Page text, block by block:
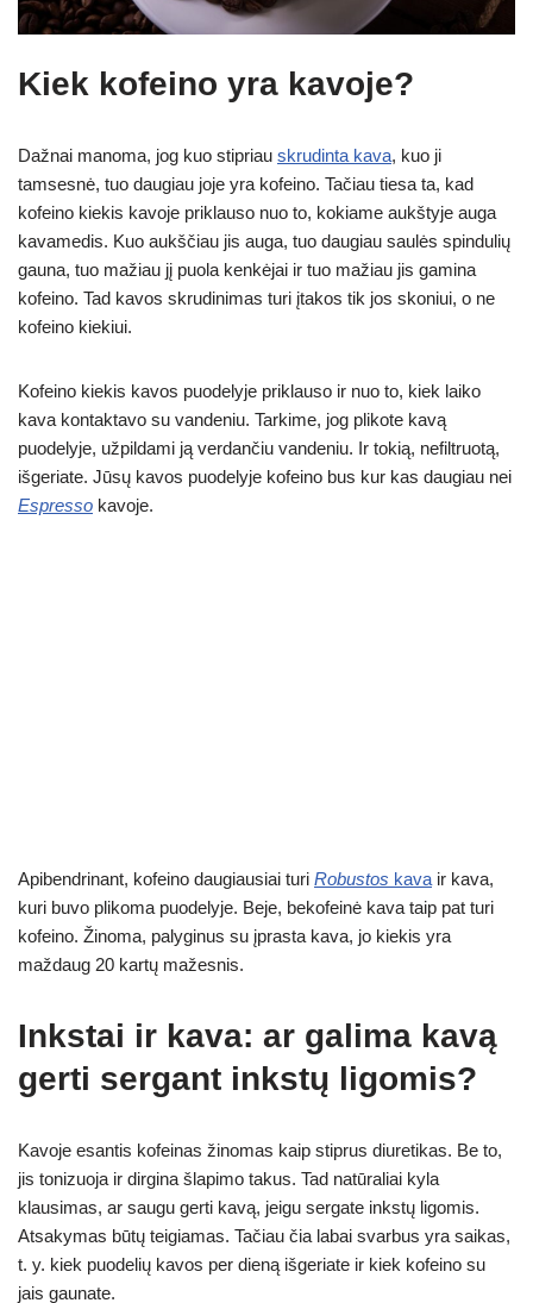
Kiek kofeino yra kavoje?
Dažnai manoma, jog kuo stipriau skrudinta kava, kuo ji
tamsesnė, tuo daugiau joje yra kofeino. Tačiau tiesa ta, kad
kofeino kiekis kavoje priklauso nuo to, kokiame aukštyje auga
kavamedis. Kuo aukščiau jis auga, tuo daugiau saulės spindulių
gauna, tuo mažiau jį puola kenkėjai ir tuo mažiau jis gamina
kofeino. Tad kavos skrudinimas turi įtakos tik jos skoniui, o ne
kofeino kiekiui.
Kofeino kiekis kavos puodelyje priklauso ir nuo to, kiek laiko
kava kontaktavo su vandeniu. Tarkime, jog plikote kavą
puodelyje, užpildami ją verdančiu vandeniu. Ir tokią, nefiltruotą,
išgeriate. Jūsų kavos puodelyje kofeino bus kur kas daugiau nei
Espresso kavoje.
Apibendrinant, kofeino daugiausiai turi Robustos kava ir kava,
kuri buvo plikoma puodelyje. Beje, bekofeinė kava taip pat turi
kofeino. Žinoma, palyginus su įprasta kava, jo kiekis yra
maždaug 20 kartų mažesnis.
Inkstai ir kava: ar galima kavą
gerti sergant inkstų ligomis?
Kavoje esantis kofeinas žinomas kaip stiprus diuretikas. Be to,
jis tonizuoja ir dirgina šlapimo takus. Tad natūraliai kyla
klausimas, ar saugu gerti kavą, jeigu sergate inkstų ligomis.
Atsakymas būtų teigiamas. Tačiau čia labai svarbus yra saikas,
t. y. kiek puodelių kavos per dieną išgeriate ir kiek kofeino su
jais gaunate.